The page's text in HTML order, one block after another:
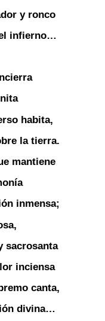
y ronco
infierno…
habita,
la tierra.
mantiene
inmensa;
sacrosanta
inciensa
canta,
divina…